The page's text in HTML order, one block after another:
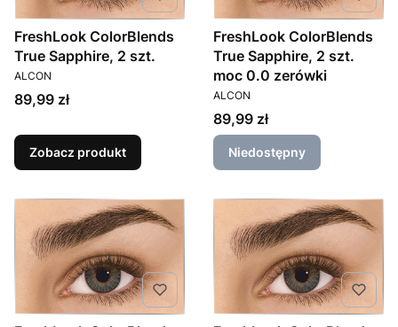
FreshLook ColorBlends
True Sapphire, 2 szt.
PRODUCENT
ALCON
Cena
89,99 zł
Zobacz produkt
FreshLook ColorBlends
True Sapphire, 2 szt.
moc 0.0 zerówki
PRODUCENT
ALCON
Cena
89,99 zł
Niedostępny